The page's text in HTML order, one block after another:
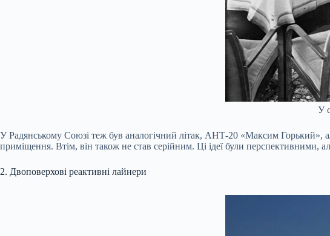
У
У Радянському Союзі теж був аналогічний літак, АНТ-20 «Максим Горький»,
приміщення. Втім, він також не став серійним. Ці ідеї були перспективними,
2. Двоповерхові реактивні лайнери